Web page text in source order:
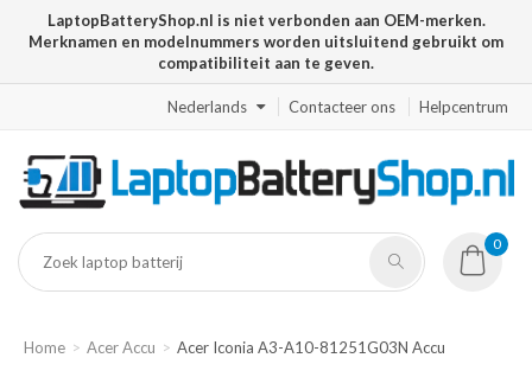
LaptopBatteryShop.nl is niet verbonden aan OEM-merken.
Merknamen en modelnummers worden uitsluitend gebruikt om
compatibiliteit aan te geven.
Nederlands Contacteer ons Helpcentrum
0
Home Acer Accu Acer Iconia A3-A10-81251G03N Accu